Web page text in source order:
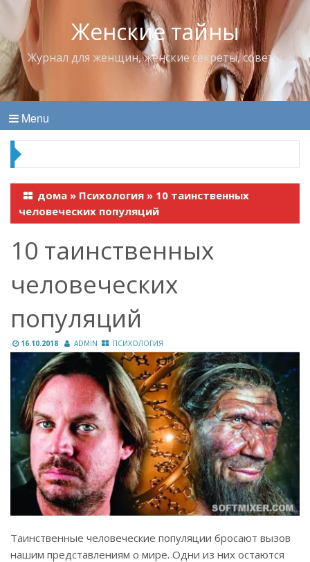
Женские тайны
Журнал для женщин, женские секреты, советы
Menu
дома » Психология » 10 таинственных
человеческих популяций
10 таинственных
человеческих
популяций
16.10.2018 ADMIN ПСИХОЛОГИЯ
Таинственные человеческие популяции бросают вызов
нашим представлениям о мире. Одни из них остаются